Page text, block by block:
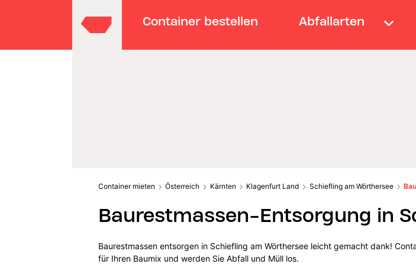
Container bestellen Abfallarten
Container mieten Österreich Kärnten Klagenfurt Land Schiefling am Wörthersee
Baurestmassen-Entsorgung in
Baurestmassen entsorgen in Schiefling am Wörthersee leicht gemacht dank!
für Ihren Baumix und werden Sie Abfall und Müll los.